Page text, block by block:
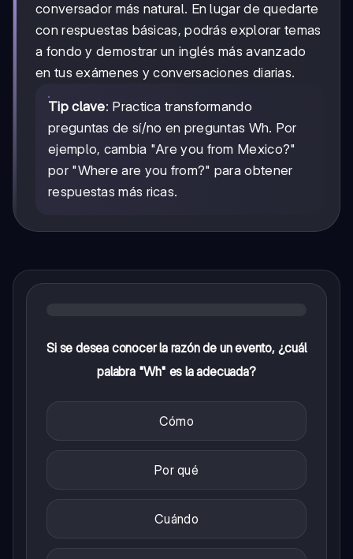
conversador más natural. En lugar de quedarte
con respuestas básicas, podrás explorar temas
a fondo y demostrar un inglés más avanzado
en tus exámenes y conversaciones diarias.
Tip clave: Practica transformando
preguntas de sí/no en preguntas Wh. Por
ejemplo, cambia "Are you from Mexico?"
por "Where are you from?" para obtener
respuestas más ricas.
Si se desea conocer la razón de un evento, ¿cuál
palabra "Wh" es la adecuada?
Cómo
Por qué
Cuándo